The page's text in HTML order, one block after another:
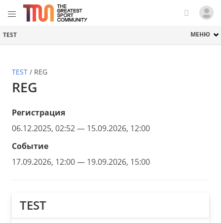
TEST МЕНЮ
TEST / REG
REG
Регистрация
06.12.2025, 02:52 — 15.09.2026, 12:00
Событие
17.09.2026, 12:00 — 19.09.2026, 15:00
TEST